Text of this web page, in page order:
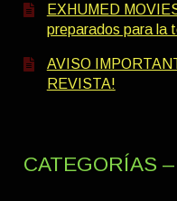
EXHUMED
preparados para la
AVISO
REVISTA!
CATEGORÍAS